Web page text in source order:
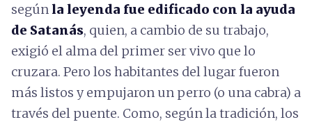
segúnla leyenda fue edificado con la ayuda
de Satanás, quien, a cambio de su trabajo,
exigió el alma del primer ser vivo que lo
cruzara. Pero los habitantes del lugar fueron
más listos y empujaron un perro (o una cabra) a
través del puente. Como, según la tradición, los